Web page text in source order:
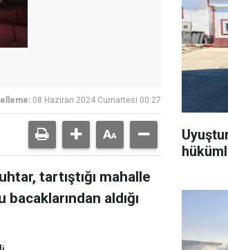
08 Haziran 2024 Cumartesi 00:27
tartıştığı mahalle
aldığı